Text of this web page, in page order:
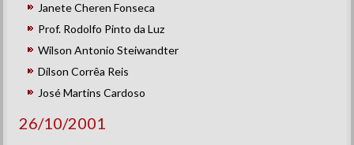
Janete Cheren Fonseca
Prof. Rodolfo Pinto da Luz
Wilson Antonio Steiwandter
Dílson Corrêa Reis
José Martins Cardoso
26/10/2001